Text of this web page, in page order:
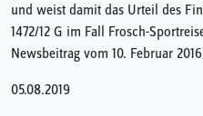
und weist damit das Urteil des
1472/12 G im Fall Frosch-
Newsbeitrag vom 10. Februar
05.08.2019